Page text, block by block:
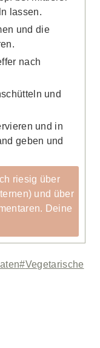
lassen.
und die
nach
und
und in
geben und
riesig über
und über
Deine
#Vegetarische